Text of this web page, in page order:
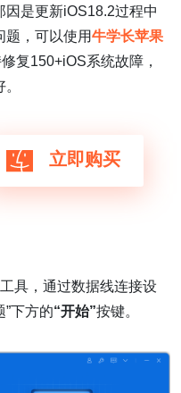
是更新iOS18.2过程中
题，可以使用牛学长苹果
复150+iOS系统故障，
立即购买
具，通过数据线连接设
下方的“开始”按键。